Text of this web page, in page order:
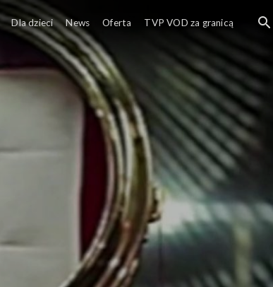
Dla dzieci News Oferta TVP VOD za granicą